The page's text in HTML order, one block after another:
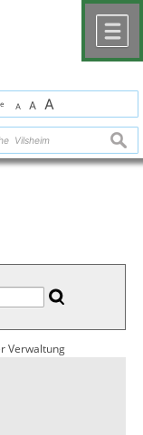
A A A
Verwaltung